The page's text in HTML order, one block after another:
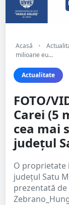
Acasă •
milioane eu...
Actualitate
FOTO/
Carei (5
cea mai
județul
O proprietate
județul Satu
prezentată